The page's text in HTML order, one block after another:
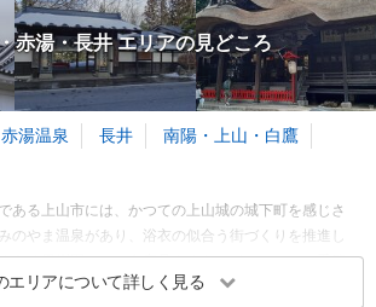
野浜温泉
チコミ
る旧・鉄道
解体される
黄金温泉 カルデラ温泉館
温泉 戸沢・真室川
3.33
訪れたトラベラーのクチコミ
泉施設です。
あり
肘折温泉街の近くにありま
クリップ クリップ
エリア 旅行者の傾向
同行者 予算
※このエリアに投稿された旅行記をもとに集計
赤湯・長井 エリアの見どころ
赤湯温泉 長井
南陽・上山・白鷹
ある上山市には、かつての上山城の城下町を感じさ
のやま温泉があり、浴衣の似合う街づくりを推進し
ある果樹園では、名産品さくらんぼをはじめ、季節
陽市にある赤湯温泉は、開湯から900年以上という歴
エリアについて詳しく見る